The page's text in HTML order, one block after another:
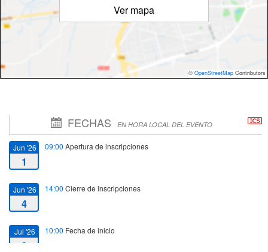
Ver mapa
© OpenStreetMap Contributors
FECHAS EN HORA LOCAL DEL EVENTO
Jun '26
1
09:00 Apertura de inscripciones
Jun '26
4
14:00 Cierre de inscripciones
Jul '26
2
10:00 Fecha de inicio